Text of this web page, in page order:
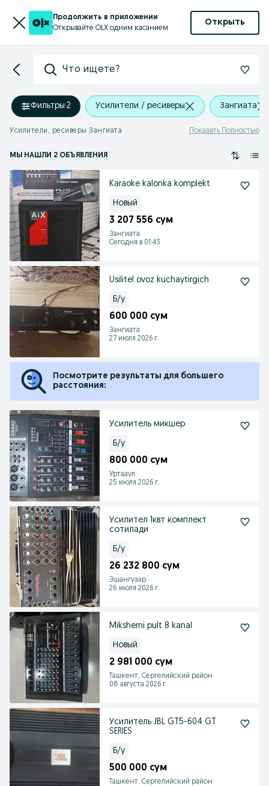
Продолжить в приложении
Открывайте OLX одним касанием
Открыть
Что ищете?
Фильтры·2 Усилители / ресиверы Зангиата
Усилители, ресиверы Зангиата Показать Полностью
МЫ НАШЛИ 2 ОБЪЯВЛЕНИЯ
Karaoke kalonka komplekt
Новый
3 207 556 сум
Зангиата
Сегодня в 01:43
Usilitel ovoz kuchaytirgich
Б/у
600 000 сум
Зангиата
27 июля 2026 г.
Посмотрите результаты для большего
расстояния:
Усилитель микшер
Б/у
800 000 сум
Уртааул
25 июля 2026 г.
Усилител 1квт комплект
сотилади
Б/у
26 232 800 сум
Эшангузар
26 июля 2026 г.
Miksherni pult 8 kanal
Новый
2 981 000 сум
Ташкент, Сергелийский район
08 августа 2026 г.
Усилитель JBL GT5-604 GT
SERIES
Б/у
500 000 сум
Ташкент, Сергелийский район